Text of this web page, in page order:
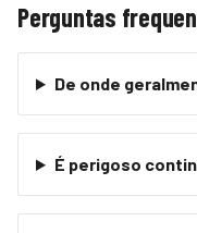
Perguntas
De onde
É perigoso